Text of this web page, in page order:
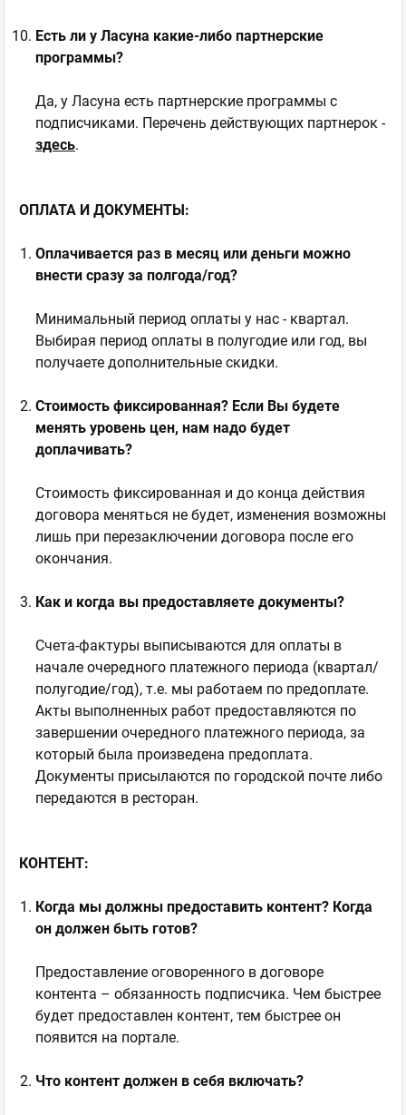
Есть ли у Ласуна какие-либо партнерские
программы?
Да, у Ласуна есть партнерские программы с
подписчиками. Перечень действующих партнерок -
здесь.
ОПЛАТА И ДОКУМЕНТЫ:
Оплачивается раз в месяц или деньги можно
внести сразу за полгода/год?
Минимальный период оплаты у нас - квартал.
Выбирая период оплаты в полугодие или год, вы
получаете дополнительные скидки.
Стоимость фиксированная? Если Вы будете
менять уровень цен, нам надо будет
доплачивать?
Стоимость фиксированная и до конца действия
договора меняться не будет, изменения возможны
лишь при перезаключении договора после его
окончания.
Как и когда вы предоставляете документы?
Счета-фактуры выписываются для оплаты в
начале очередного платежного периода (квартал/
полугодие/год), т.е. мы работаем по предоплате.
Акты выполненных работ предоставляются по
завершении очередного платежного периода, за
который была произведена предоплата.
Документы присылаются по городской почте либо
передаются в ресторан.
КОНТЕНТ:
Когда мы должны предоставить контент? Когда
он должен быть готов?
Предоставление оговоренного в договоре
контента – обязанность подписчика. Чем быстрее
будет предоставлен контент, тем быстрее он
появится на портале.
Что контент должен в себя включать?